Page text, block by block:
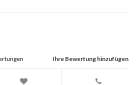
Ihre Bewertung hinzufügen